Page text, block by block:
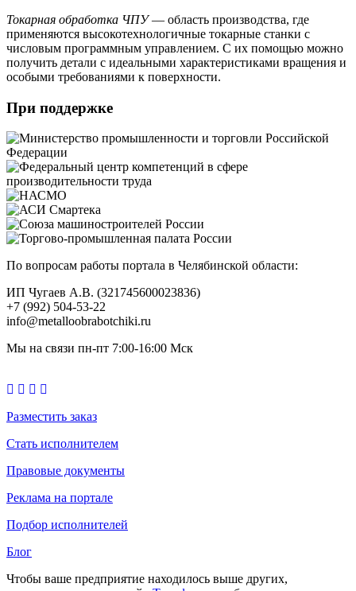
Токарная обработка ЧПУ— область производства, где
применяются высокотехнологичные токарные станки с
числовым программным управлением. С их помощью можно
получить детали с идеальными характеристиками вращения и
особыми требованиями к поверхности.
При поддержке
По вопросам работы портала в Челябинской области:
ИП Чугаев А.В. (321745600023836)
+7 (992) 504-53-22
info@metalloobrabotchiki.ru
Мы на связи пн-пт 7:00-16:00 Мск
Разместить заказ
Стать исполнителем
Правовые документы
Реклама на портале
Подбор исполнителей
Блог
Чтобы ваше предприятие находилось выше других,